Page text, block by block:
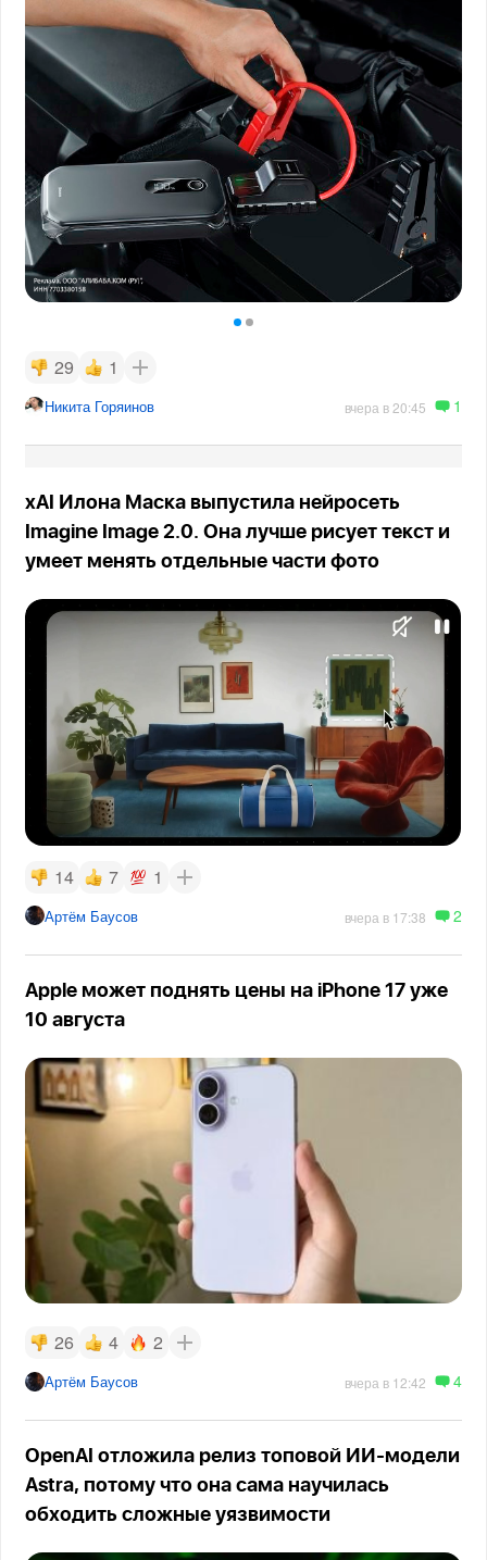
29 1
Никита Горяинов вчера в 20:45 1
xAI Илона Маска выпустила нейросеть
Imagine Image 2.0. Она лучше рисует текст и
умеет менять отдельные части фото
14 7 1
Артём Баусов вчера в 17:38 2
Apple может поднять цены на iPhone 17 уже
10 августа
26 4 2
Артём Баусов вчера в 12:42 4
OpenAI отложила релиз топовой ИИ-модели
Astra, потому что она сама научилась
обходить сложные уязвимости